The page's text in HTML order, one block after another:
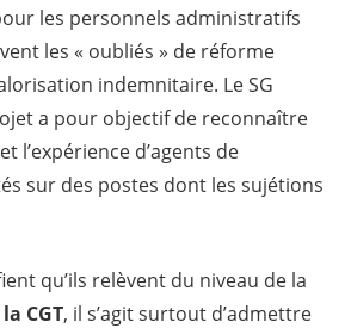
les personnels administratifs
les « oubliés » de réforme
indemnitaire. Le SG
a pour objectif de reconnaître
l’expérience d’agents de
sur des postes dont les sujétions
qu’ils relèvent du niveau de la
la CGT, il s’agit surtout d’admettre